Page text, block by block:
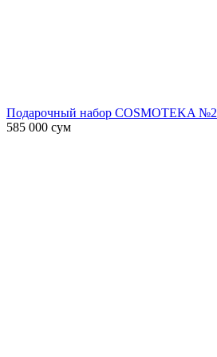
Подарочный набор COSMOTEKA №2
585 000 сум